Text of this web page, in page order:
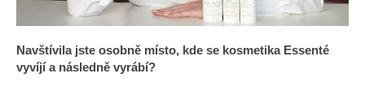
Navštívila jste osobně místo, kde se kosmetika Essenté
vyvíjí a následně vyrábí?